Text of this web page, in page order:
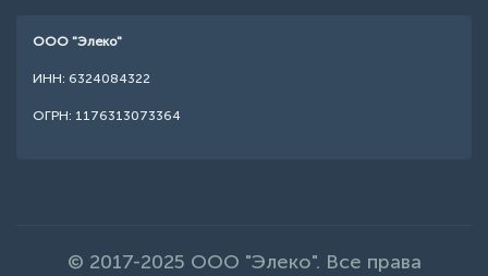
ООО "Элеко"
ИНН: 6324084322
ОГРН: 1176313073364
© 2017-2025 ООО "Элеко". Все права